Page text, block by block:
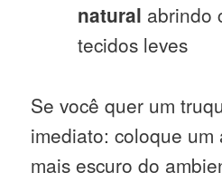
natural abrindo
tecidos leves
Se você quer um
imediato: coloque
mais escuro do